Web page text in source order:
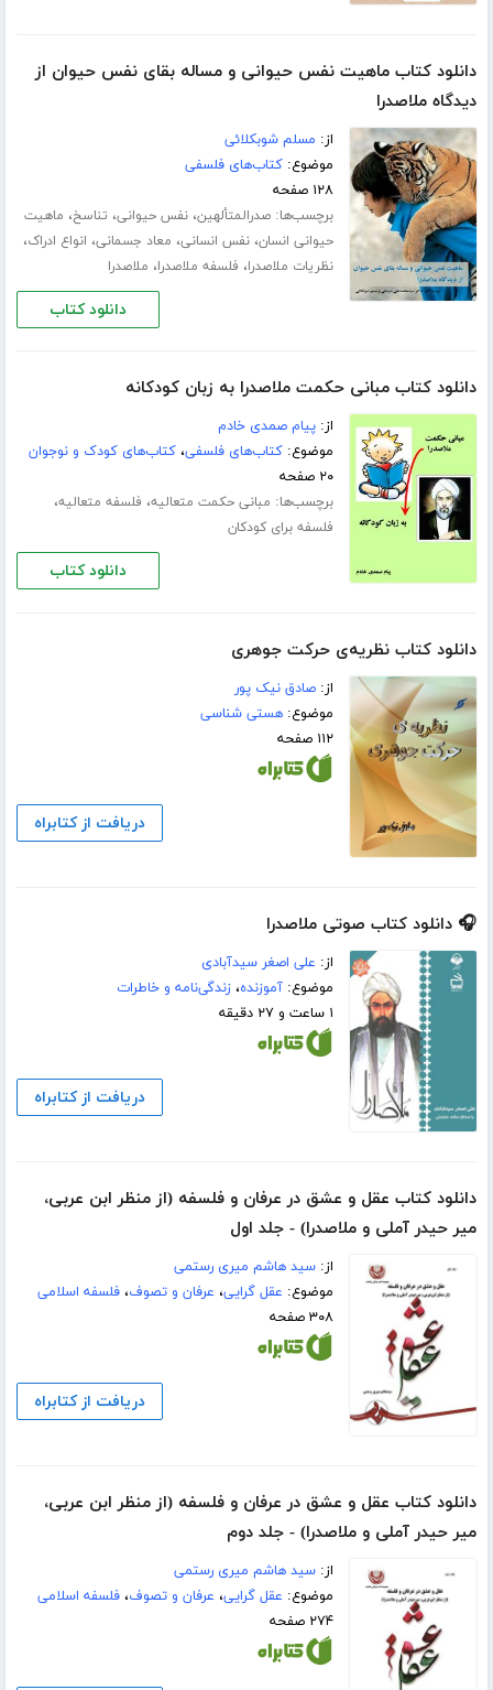
دانلود کتاب ماهیت نفس حیوانی و مساله بقای نفس حیوان از
دیدگاه ملاصدرا
از: مسلم شوبکلائی
موضوع:کتاب‌های فلسفی
۱۲۸ صفحه
برچسب‌ها:صدرالمتألهین،نفس حیوانی، تناسخ، ماهیت
حیوانی انسان،نفس انسانی، معاد جسمانی، انواع ادراک،
نظریات ملاصدرا، فلسفه ملاصدرا، ملاصدرا
دانلود کتاب
دانلود کتاب مبانی حکمت ملاصدرا به زبان کودکانه
از:پیام صمدی خادم
موضوع:کتاب‌های فلسفی،کتاب‌های کودک و نوجوان
۲۰ صفحه
برچسب‌ها: مبانی حکمت متعالیه، فلسفه متعالیه،
فلسفه برای کودکان
دانلود کتاب
دانلود کتاب نظریه‌ی حرکت جوهری
از:صادق نیک پور
موضوع:هستی شناسی
۱۱۲ صفحه
دریافت از کتابراه
🎧 دانلود کتاب صوتی ملاصدرا
از: علی اصغر سیدآبادی
موضوع:آموزنده،زندگی‌نامه و خاطرات
۱ ساعت و ۲۷ دقیقه
دریافت از کتابراه
دانلود کتاب عقل و عشق در عرفان و فلسفه (از منظر ابن عربی،
میر حیدر آملی و ملاصدرا) - جلد اول
از:سید هاشم میری رستمی
موضوع: عقل گرایی، عرفان و تصوف،فلسفه اسلامی
۳۰۸ صفحه
دریافت از کتابراه
دانلود کتاب عقل و عشق در عرفان و فلسفه (از منظر ابن عربی،
میر حیدر آملی و ملاصدرا) - جلد دوم
از:سید هاشم میری رستمی
موضوع: عقل گرایی، عرفان و تصوف،فلسفه اسلامی
۲۷۴ صفحه